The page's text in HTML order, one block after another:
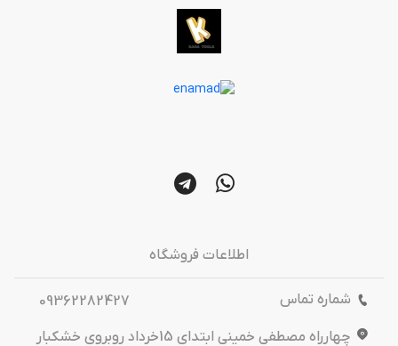
اطلاعات فروشگاه
شماره تماس
09362282427
چهارراه مصطفی خمینی ابتدای 15خرداد روبروی خشکبار